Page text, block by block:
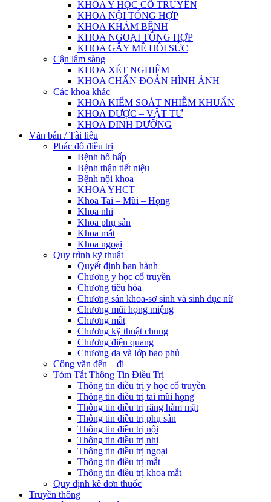
KHOA Y HỌC CỔ TRUYỀN
KHOA NỘI TỔNG HỢP
KHOA KHÁM BỆNH
KHOA NGOẠI TỔNG HỢP
KHOA GÂY MÊ HỒI SỨC
Cận lâm sàng
KHOA XÉT NGHIỆM
KHOA CHẨN ĐOÁN HÌNH ẢNH
Các khoa khác
KHOA KIỂM SOÁT NHIỄM KHUẨN
KHOA DƯỢC – VẬT TƯ
KHOA DINH DƯỠNG
Văn bản / Tài liệu
Phác đồ điều trị
Bệnh hô hấp
Bệnh thận tiết niệu
Bệnh nội khoa
KHOA YHCT
Khoa Tai – Mũi – Họng
Khoa nhi
Khoa phụ sản
Khoa mắt
Khoa ngoại
Quy trình kỹ thuật
Quyết định ban hành
Chương y học cổ truyền
Chương tiêu hóa
Chương sản khoa-sơ sinh và sinh dục nữ
Chương mũi họng miệng
Chương mắt
Chương kỹ thuật chung
Chương điện quang
Chương da và lớp bao phủ
Công văn đến – đi
Tóm Tắt Thông Tin Điều Trị
Thông tin điều trị y học cổ truyền
Thông tin điều trị tai mũi họng
Thông tin điều trị răng hàm mặt
Thông tin điều trị phụ sản
Thông tin điều trị nội
Thông tin điều trị nhi
Thông tin điều trị ngoại
Thông tin điều trị mắt
Thông tin điều trị khoa mắt
Quy định kê đơn thuốc
Truyền thông